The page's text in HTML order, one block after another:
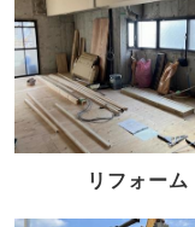
リフォーム